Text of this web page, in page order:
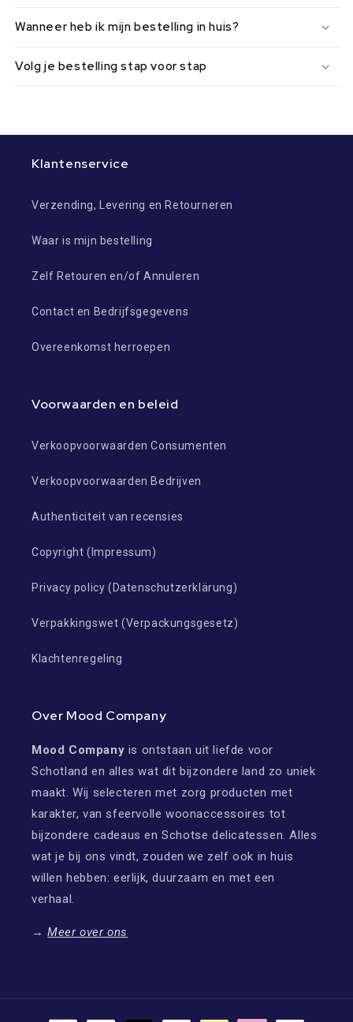
Wanneer heb ik mijn bestelling in huis?
Volg je bestelling stap voor stap
Klantenservice
Verzending, Levering en Retourneren
Waar is mijn bestelling
Zelf Retouren en/of Annuleren
Contact en Bedrijfsgegevens
Overeenkomst herroepen
Voorwaarden en beleid
Verkoopvoorwaarden Consumenten
Verkoopvoorwaarden Bedrijven
Authenticiteit van recensies
Copyright (Impressum)
Privacy policy (Datenschutzerklärung)
Verpakkingswet (Verpackungsgesetz)
Klachtenregeling
Over Mood Company
Mood Company is ontstaan uit liefde voor
Schotland en alles wat dit bijzondere land zo uniek
maakt. Wij selecteren met zorg producten met
karakter, van sfeervolle woonaccessoires tot
bijzondere cadeaus en Schotse delicatessen. Alles
wat je bij ons vindt, zouden we zelf ook in huis
willen hebben: eerlijk, duurzaam en met een
verhaal.
→Meer over ons